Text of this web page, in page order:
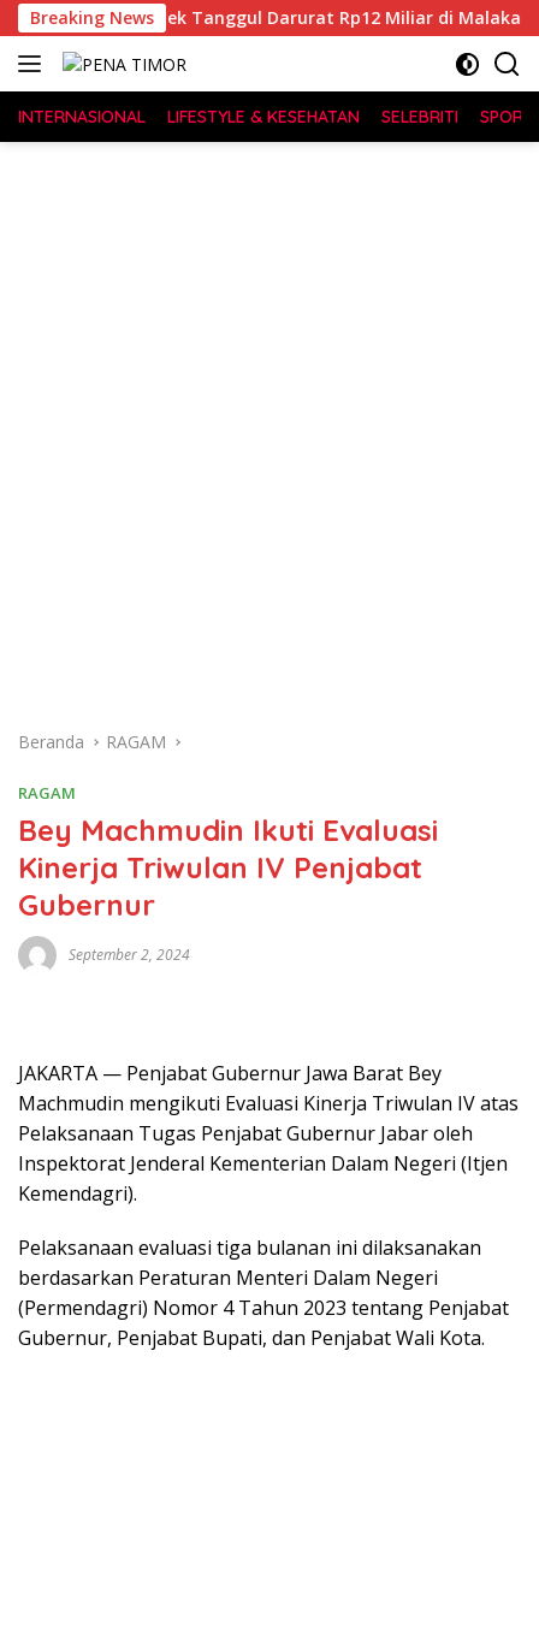
Langsung
ke
konten
Breaking News
Korupsi Proyek Tanggul Darurat Rp12 Miliar di Malaka
INTERNASIONAL LIFESTYLE & KESEHATAN SELEBRITI SPORT
Beranda RAGAM
RAGAM
Bey Machmudin Ikuti Evaluasi
Kinerja Triwulan IV Penjabat
Gubernur
September 2, 2024
JAKARTA — Penjabat Gubernur Jawa Barat Bey
Machmudin mengikuti Evaluasi Kinerja Triwulan IV atas
Pelaksanaan Tugas Penjabat Gubernur Jabar oleh
Inspektorat Jenderal Kementerian Dalam Negeri (Itjen
Kemendagri).
Pelaksanaan evaluasi tiga bulanan ini dilaksanakan
berdasarkan Peraturan Menteri Dalam Negeri
(Permendagri) Nomor 4 Tahun 2023 tentang Penjabat
Gubernur, Penjabat Bupati, dan Penjabat Wali Kota.